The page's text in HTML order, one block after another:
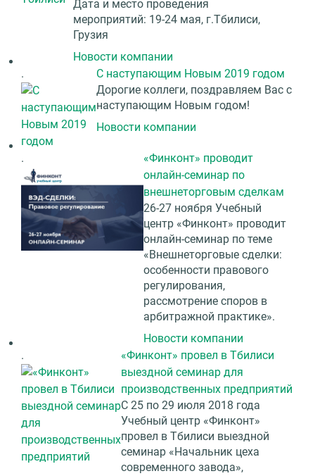
Дата и место проведения
мероприятий: 19-24 мая, г.Тбилиси,
Грузия
Новости компании
.
С наступающим Новым 2019 годом
Дорогие коллеги, поздравляем Вас с
наступающим Новым годом!
Новости компании
.
«Финконт» проводит
онлайн-семинар по
внешнеторговым сделкам
26-27 ноября Учебный
центр «Финконт» проводит
онлайн-семинар по теме
«Внешнеторговые сделки:
особенности правового
регулирования,
рассмотрение споров в
арбитражной практике».
Новости компании
.
«Финконт» провел в Тбилиси
выездной семинар для
производственных предприятий
C 25 по 29 июля 2018 года
Учебный центр «Финконт»
провел в Тбилиси выездной
семинар «Начальник цеха
современного завода»,